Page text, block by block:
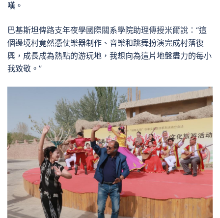
嘆。
巴基斯坦俾路支年夜學國際關系學院助理傳授米爾說：“這
個邊境村竟然憑仗樂器制作、音樂和跳舞扮演完成村落復
興，成長成為熱點的游玩地，我想向為這片地盤盡力的每小
我致敬。”